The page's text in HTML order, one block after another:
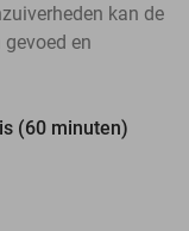
kan de
en
(60 minuten)